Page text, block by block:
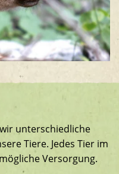
unterschiedliche
Tiere. Jedes Tier im
Versorgung.